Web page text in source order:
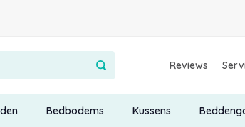
Reviews
Bedbodems Kussens